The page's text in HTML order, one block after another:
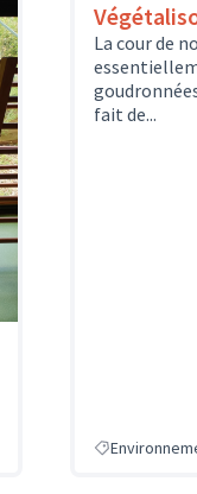
La cour de
fait de...